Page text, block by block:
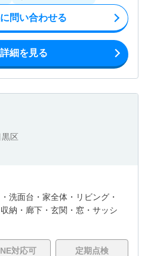
問い合わせる
細を見る
区
洗面台・ 家全体・ リビング・
収納・ 廊下・ 玄関・ 窓・サッシ
対応可 定期点検